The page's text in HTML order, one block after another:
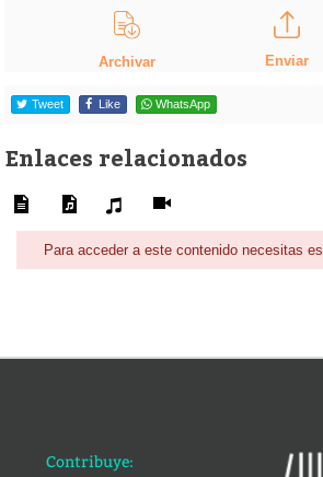
Archivar Enviar
Tweet Like WhatsApp
Enlaces relacionados
Para acceder a este contenido necesitas
Contribuye: